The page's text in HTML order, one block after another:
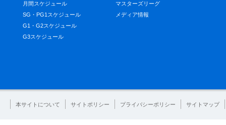
月間スケジュール
SG・PG1スケジュール
G1・G2スケジュール
G3スケジュール
マスターズリーグ
メディア情報
本サイトについて サイトポリシー プライバシーポリシー サイトマップ